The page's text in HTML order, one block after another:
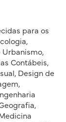
para os
Urbanismo,
Contábeis,
Design de